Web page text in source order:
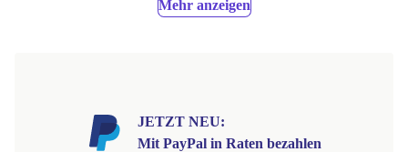
Mehr anzeigen
JETZT NEU:
Mit PayPal in Raten bezahlen